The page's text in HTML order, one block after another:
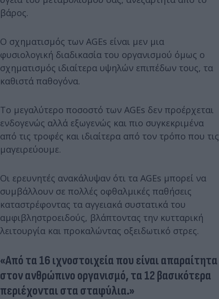
βάρος.
Ο σχηματισμός των AGEs είναι μεν μια
φυσιολογική διαδικασία του οργανισμού όμως ο
σχηματισμός ιδιαίτερα υψηλών επιπέδων τους, τα
καθιστά παθογόνα.
Το μεγαλύτερο ποσοστό των AGEs δεν προέρχεται
ενδογενώς αλλά εξωγενώς και πιο συγκεκριμένα
από τις τροφές και ιδιαίτερα από τον τρόπο που τις
μαγειρεύουμε.
Οι ερευνητές ανακάλυψαν ότι τα AGEs μπορεί να
συμβάλλουν σε πολλές οφθαλμικές παθήσεις
καταστρέφοντας τα αγγειακά συστατικά του
αμφιβληστροειδούς, βλάπτοντας την κυτταρική
λειτουργία και προκαλώντας οξειδωτικό στρες.
«Από τα 16 ιχνοστοιχεία που είναι απαραίτητα
στον ανθρώπινο οργανισμό, τα 12 βασικότερα
περιέχονται στα σταφύλια.»